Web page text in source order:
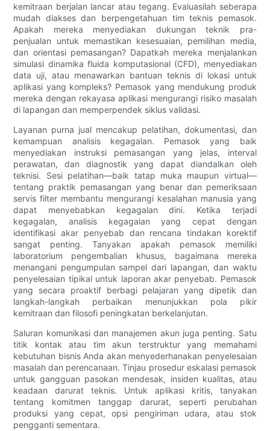
kemitraan berjalan lancar atau tegang. Evaluasilah seberapa
mudah diakses dan berpengetahuan tim teknis pemasok.
Apakah mereka menyediakan dukungan teknik pra-
penjualan untuk memastikan kesesuaian, pemilihan media,
dan orientasi pemasangan? Dapatkah mereka menjalankan
simulasi dinamika fluida komputasional (CFD), menyediakan
data uji, atau menawarkan bantuan teknis di lokasi untuk
aplikasi yang kompleks? Pemasok yang mendukung produk
mereka dengan rekayasa aplikasi mengurangi risiko masalah
di lapangan dan memperpendek siklus validasi.
Layanan purna jual mencakup pelatihan, dokumentasi, dan
kemampuan analisis kegagalan. Pemasok yang baik
menyediakan instruksi pemasangan yang jelas, interval
perawatan, dan diagnostik yang dapat diandalkan oleh
teknisi. Sesi pelatihan—baik tatap muka maupun virtual—
tentang praktik pemasangan yang benar dan pemeriksaan
servis filter membantu mengurangi kesalahan manusia yang
dapat menyebabkan kegagalan dini. Ketika terjadi
kegagalan, analisis kegagalan yang cepat dengan
identifikasi akar penyebab dan rencana tindakan korektif
sangat penting. Tanyakan apakah pemasok memiliki
laboratorium pengembalian khusus, bagaimana mereka
menangani pengumpulan sampel dari lapangan, dan waktu
penyelesaian tipikal untuk laporan akar penyebab. Pemasok
yang secara proaktif berbagi pelajaran yang dipetik dan
langkah-langkah perbaikan menunjukkan pola pikir
kemitraan dan filosofi peningkatan berkelanjutan.
Saluran komunikasi dan manajemen akun juga penting. Satu
titik kontak atau tim akun terstruktur yang memahami
kebutuhan bisnis Anda akan menyederhanakan penyelesaian
masalah dan perencanaan. Tinjau prosedur eskalasi pemasok
untuk gangguan pasokan mendesak, insiden kualitas, atau
keadaan darurat teknis. Untuk aplikasi kritis, tanyakan
tentang komitmen tanggap darurat, seperti perubahan
produksi yang cepat, opsi pengiriman udara, atau stok
pengganti sementara.